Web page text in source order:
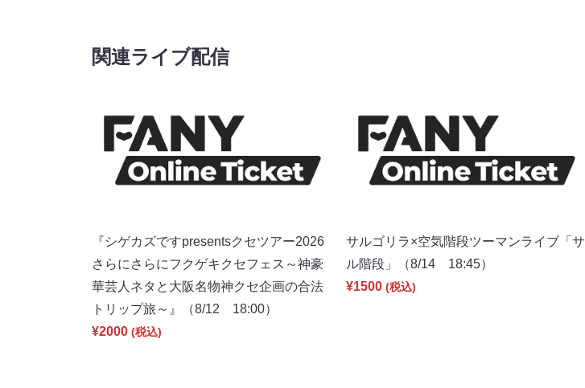
関連ライブ配信
『シゲカズですpresentsクセツアー2026
さらにさらにフクゲキクセフェス～神豪
華芸人ネタと大阪名物神クセ企画の合法
トリップ旅～』（8/12 18:00）
¥2000 (税込)
サルゴリラ×空気階段ツーマンライブ「サ
ル階段」（8/14 18:45）
¥1500 (税込)